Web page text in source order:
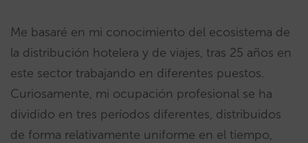
Me basaré en mi conocimiento del ecosistema de
la distribución hotelera y de viajes, tras 25 años en
este sector trabajando en diferentes puestos.
Curiosamente, mi ocupación profesional se ha
dividido en tres períodos diferentes, distribuidos
de forma relativamente uniforme en el tiempo,